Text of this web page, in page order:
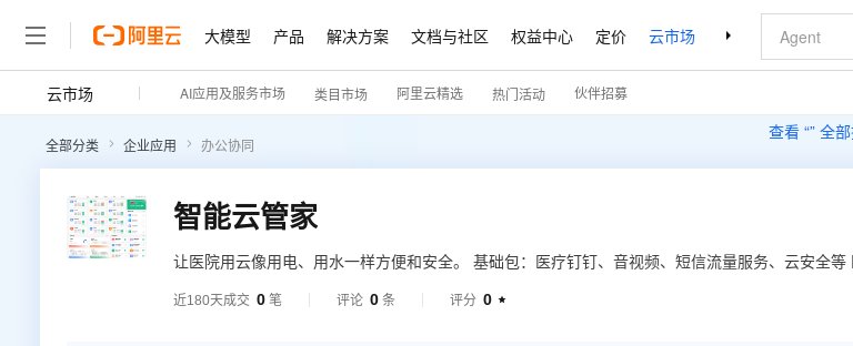
大模型 产品 解决方案 文档与社区 权益中心 定价 云市场 合作伙伴 支持与
查看 “” 全
云市场 AI应用及服务市场 类目市场 阿里云精选 热门活动 伙伴招募
全部分类 企业应用 办公协同
智能云管家
让医院用云像用电、用水一样方便和安全。 基础包：医疗钉钉、音视频、短信流量服务、云安全等
近180天成交 0 笔 评论 0 条 评分 0 